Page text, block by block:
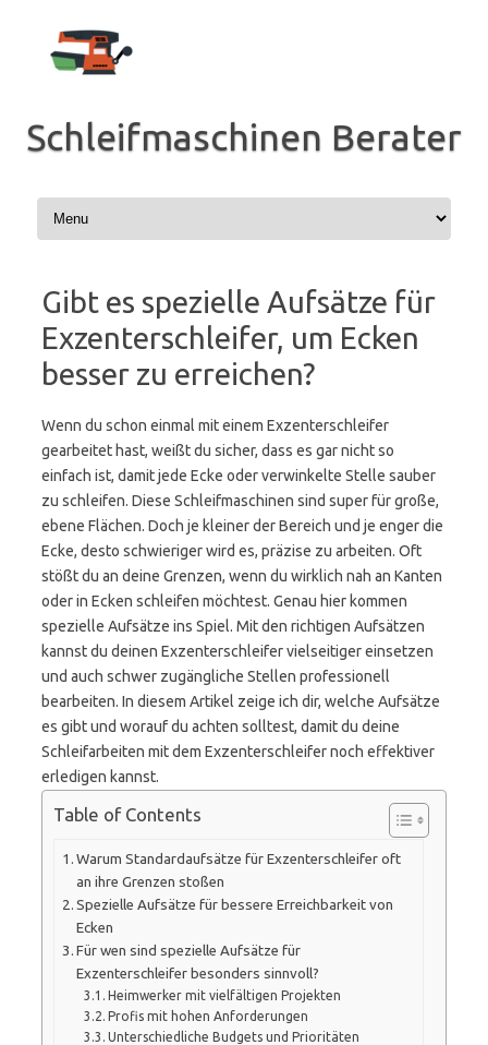
springen
Schleifmaschinen Berater
Gibt es spezielle Aufsätze für
Exzenterschleifer, um Ecken
besser zu erreichen?
Wenn du schon einmal mit einem Exzenterschleifer
gearbeitet hast, weißt du sicher, dass es gar nicht so
einfach ist, damit jede Ecke oder verwinkelte Stelle sauber
zu schleifen. Diese Schleifmaschinen sind super für große,
ebene Flächen. Doch je kleiner der Bereich und je enger die
Ecke, desto schwieriger wird es, präzise zu arbeiten. Oft
stößt du an deine Grenzen, wenn du wirklich nah an Kanten
oder in Ecken schleifen möchtest. Genau hier kommen
spezielle Aufsätze ins Spiel. Mit den richtigen Aufsätzen
kannst du deinen Exzenterschleifer vielseitiger einsetzen
und auch schwer zugängliche Stellen professionell
bearbeiten. In diesem Artikel zeige ich dir, welche Aufsätze
es gibt und worauf du achten solltest, damit du deine
Schleifarbeiten mit dem Exzenterschleifer noch effektiver
erledigen kannst.
Table of Contents
Warum Standardaufsätze für Exzenterschleifer oft
an ihre Grenzen stoßen
Spezielle Aufsätze für bessere Erreichbarkeit von
Ecken
Für wen sind spezielle Aufsätze für
Exzenterschleifer besonders sinnvoll?
Heimwerker mit vielfältigen Projekten
Profis mit hohen Anforderungen
Unterschiedliche Budgets und Prioritäten